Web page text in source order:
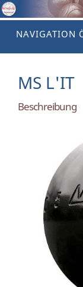
NAVIGATION
MS L'IT
Beschreibung